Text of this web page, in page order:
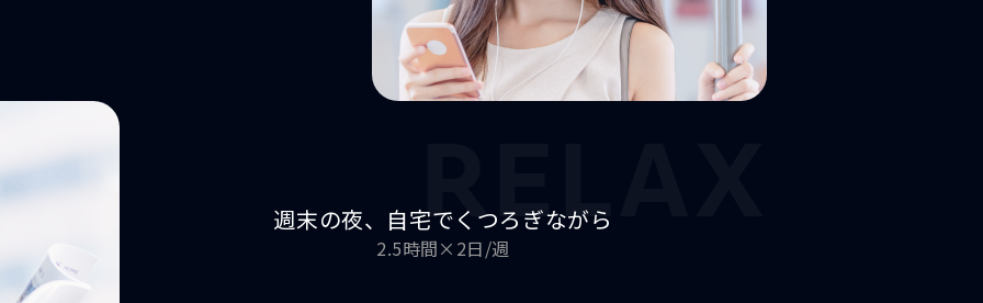
RELAX
週末の夜、自宅でくつろぎながら
2.5時間×2日/週